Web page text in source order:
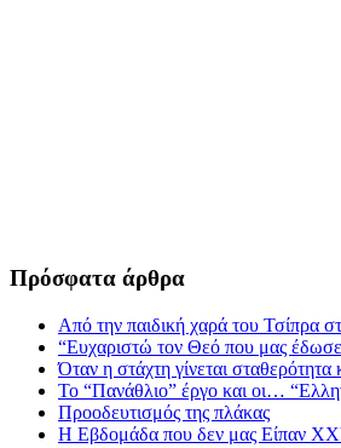
Πρόσφατα άρθρα
Από την παιδική χαρά του Τσίπρα
“Ευχαριστώ τον Θεό που μας
Όταν η στάχτη γίνεται
Το “Πανάθλιο” έργο και οι…
Προοδευτισμός της πλάκας
Η Εβδομάδα που δεν μας Είπαν